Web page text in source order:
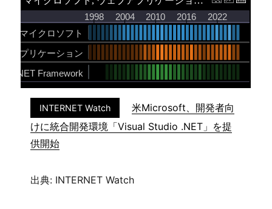
INTERNET Watch
米Microsoft、開発者向
けに統合開発環境「Visual Studio .NET」を提
供開始
出典: INTERNET Watch